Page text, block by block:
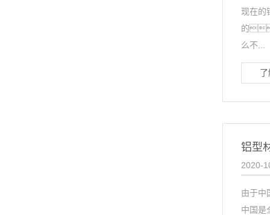
现在
的
么不...
铝型
2020-
由于
中国是